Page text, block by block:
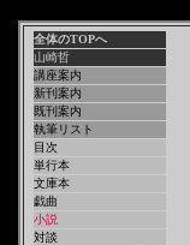
全体のTOPへ
山崎哲
講座案内
新刊案内
既刊案内
執筆リスト
目次
単行本
文庫本
戯曲
小説
対談